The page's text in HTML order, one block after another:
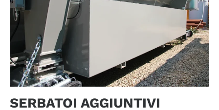
SERBATOI AGGIUNTIVI